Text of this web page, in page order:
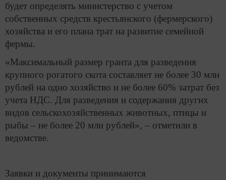
будет определять министерство с учетом
собственных средств крестьянского (фермерского)
хозяйства и его плана трат на развитие семейной
фермы.
«Максимальный размер гранта для разведения
крупного рогатого скота составляет не более 30 млн
рублей на одно хозяйство и не более 60% затрат без
учета НДС. Для разведения и содержания других
видов сельскохозяйственных животных, птицы и
рыбы – не более 20 млн рублей», – отметили в
ведомстве.
Заявки и документы принимаются